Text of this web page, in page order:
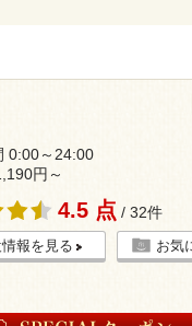
0:00～24:00
円～
4.5 点 / 32件
報を見る お気